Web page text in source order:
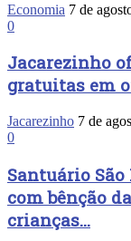
Economia 7 de
0
Jacarezinho
gratuitas em
Jacarezinho 7 de
0
Santuário
com bênção
crianças...